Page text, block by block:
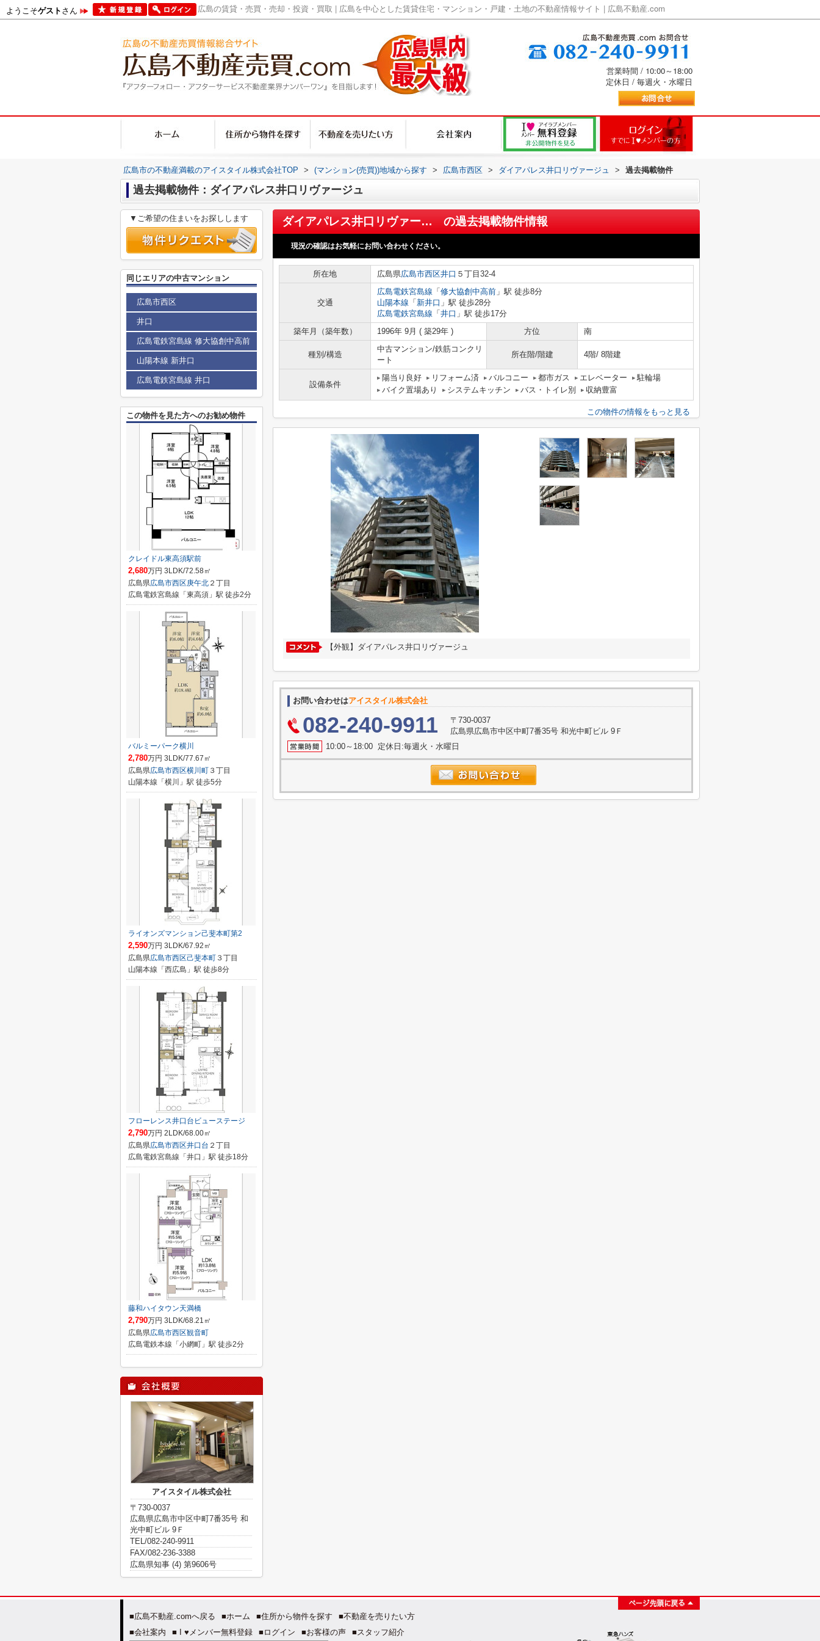
ようこそゲストさん 広島の賃貸・売買・売却・投資・買取 | 広島を中心とした賃貸住宅・マンション・戸建・土地の不動産情報サイト | 広島不動産.com
営業時間 / 10:00～18:00
定休日 / 毎週火・水曜日
広島市の不動産満載のアイスタイル株式会社TOP > (マンション(売買))地域から探す > 広島市西区 > ダイアパレス井口リヴァージュ > 過去掲載物件
過去掲載物件：ダイアパレス井口リヴァージュ
ダイアパレス井口リヴァージュ の過去掲載物件情報
現況の確認はお気軽にお問い合わせください。
所在地 広島県広島市西区井口 ５丁目32-4
交通
広島電鉄宮島線 「 修大協創中高前 」駅 徒歩8分
山陽本線 「 新井口 」駅 徒歩28分
広島電鉄宮島線 「 井口 」駅 徒歩17分
築年月（築年数）
1996年 9月 ( 築29年 ) 方位 南
種別/構造
中古マンション/鉄筋コンクリ
ート
所在階/階建 4階/ 8階建
設備条件
陽当り良好 リフォーム済 バルコニー 都市ガス エレベーター
駐輪場
バイク置場あり
システムキッチン バス・トイレ別 収納豊富
この物件の情報をもっと見る
【外観】ダイアパレス井口リヴァージュ
お問い合わせはアイスタイル株式会社
082-240-9911
〒730-0037
広島県広島市中区中町7番35号 和光中町ビル 9Ｆ
10:00～18:00 定休日:毎週火・水曜日
▼ご希望の住まいをお探しします
同じエリアの中古マンション
広島市西区
井口
広島電鉄宮島線 修大協創中高前
山陽本線 新井口
広島電鉄宮島線 井口
この物件を見た方へのお勧め物件
クレイドル東高須駅前
2,680万円 3LDK/72.58㎡
広島県広島市西区庚午北 ２丁目
広島電鉄宮島線「東高須」駅 徒歩2分
バルミーパーク横川
2,780万円 3LDK/77.67㎡
広島県広島市西区横川町 ３丁目
山陽本線「横川」駅 徒歩5分
ライオンズマンション己斐本町第2
2,590万円 3LDK/67.92㎡
広島県広島市西区己斐本町 ３丁目
山陽本線「西広島」駅 徒歩8分
フローレンス井口台ビューステージ
2,790万円 2LDK/68.00㎡
広島県広島市西区井口台 ２丁目
広島電鉄宮島線「井口」駅 徒歩18分
藤和ハイタウン天満橋
2,790万円 3LDK/68.21㎡
広島県広島市西区観音町
広島電鉄本線「小網町」駅 徒歩2分
アイスタイル株式会社
〒730-0037
広島県広島市中区中町7番35号 和
光中町ビル 9Ｆ
TEL/082-240-9911
FAX/082-236-3388
広島県知事 (4) 第9606号
■広島不動産.comへ戻る ■ホーム ■住所から物件を探す
■不動産を売りたい方
■会社案内
■ I ♥メンバー無料登録 ■ログイン ■お客様の声 ■スタッフ紹介